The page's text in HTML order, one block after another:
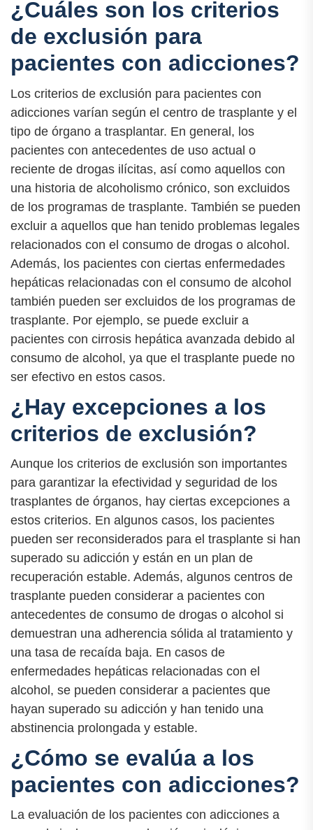
¿Cuáles son los criterios
de exclusión para
pacientes con adicciones?
Los criterios de exclusión para pacientes con
adicciones varían según el centro de trasplante y el
tipo de órgano a trasplantar. En general, los
pacientes con antecedentes de uso actual o
reciente de drogas ilícitas, así como aquellos con
una historia de alcoholismo crónico, son excluidos
de los programas de trasplante. También se pueden
excluir a aquellos que han tenido problemas legales
relacionados con el consumo de drogas o alcohol.
Además, los pacientes con ciertas enfermedades
hepáticas relacionadas con el consumo de alcohol
también pueden ser excluidos de los programas de
trasplante. Por ejemplo, se puede excluir a
pacientes con cirrosis hepática avanzada debido al
consumo de alcohol, ya que el trasplante puede no
ser efectivo en estos casos.
¿Hay excepciones a los
criterios de exclusión?
Aunque los criterios de exclusión son importantes
para garantizar la efectividad y seguridad de los
trasplantes de órganos, hay ciertas excepciones a
estos criterios. En algunos casos, los pacientes
pueden ser reconsiderados para el trasplante si han
superado su adicción y están en un plan de
recuperación estable. Además, algunos centros de
trasplante pueden considerar a pacientes con
antecedentes de consumo de drogas o alcohol si
demuestran una adherencia sólida al tratamiento y
una tasa de recaída baja. En casos de
enfermedades hepáticas relacionadas con el
alcohol, se pueden considerar a pacientes que
hayan superado su adicción y han tenido una
abstinencia prolongada y estable.
¿Cómo se evalúa a los
pacientes con adicciones?
La evaluación de los pacientes con adicciones a